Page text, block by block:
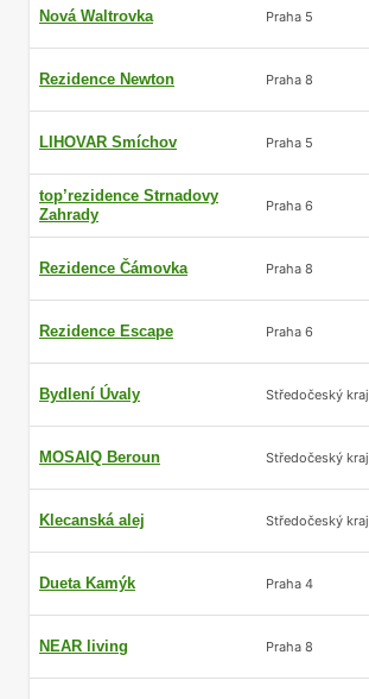
Nová Waltrovka Praha 5
Rezidence Newton Praha 8
LIHOVAR Smíchov Praha 5
top’rezidence Strnadovy
Zahrady
Praha 6
Rezidence Čámovka Praha 8
Rezidence Escape Praha 6
Bydlení Úvaly Středočeský kraj
MOSAIQ Beroun Středočeský kraj
Klecanská alej Středočeský kraj
Dueta Kamýk Praha 4
NEAR living Praha 8